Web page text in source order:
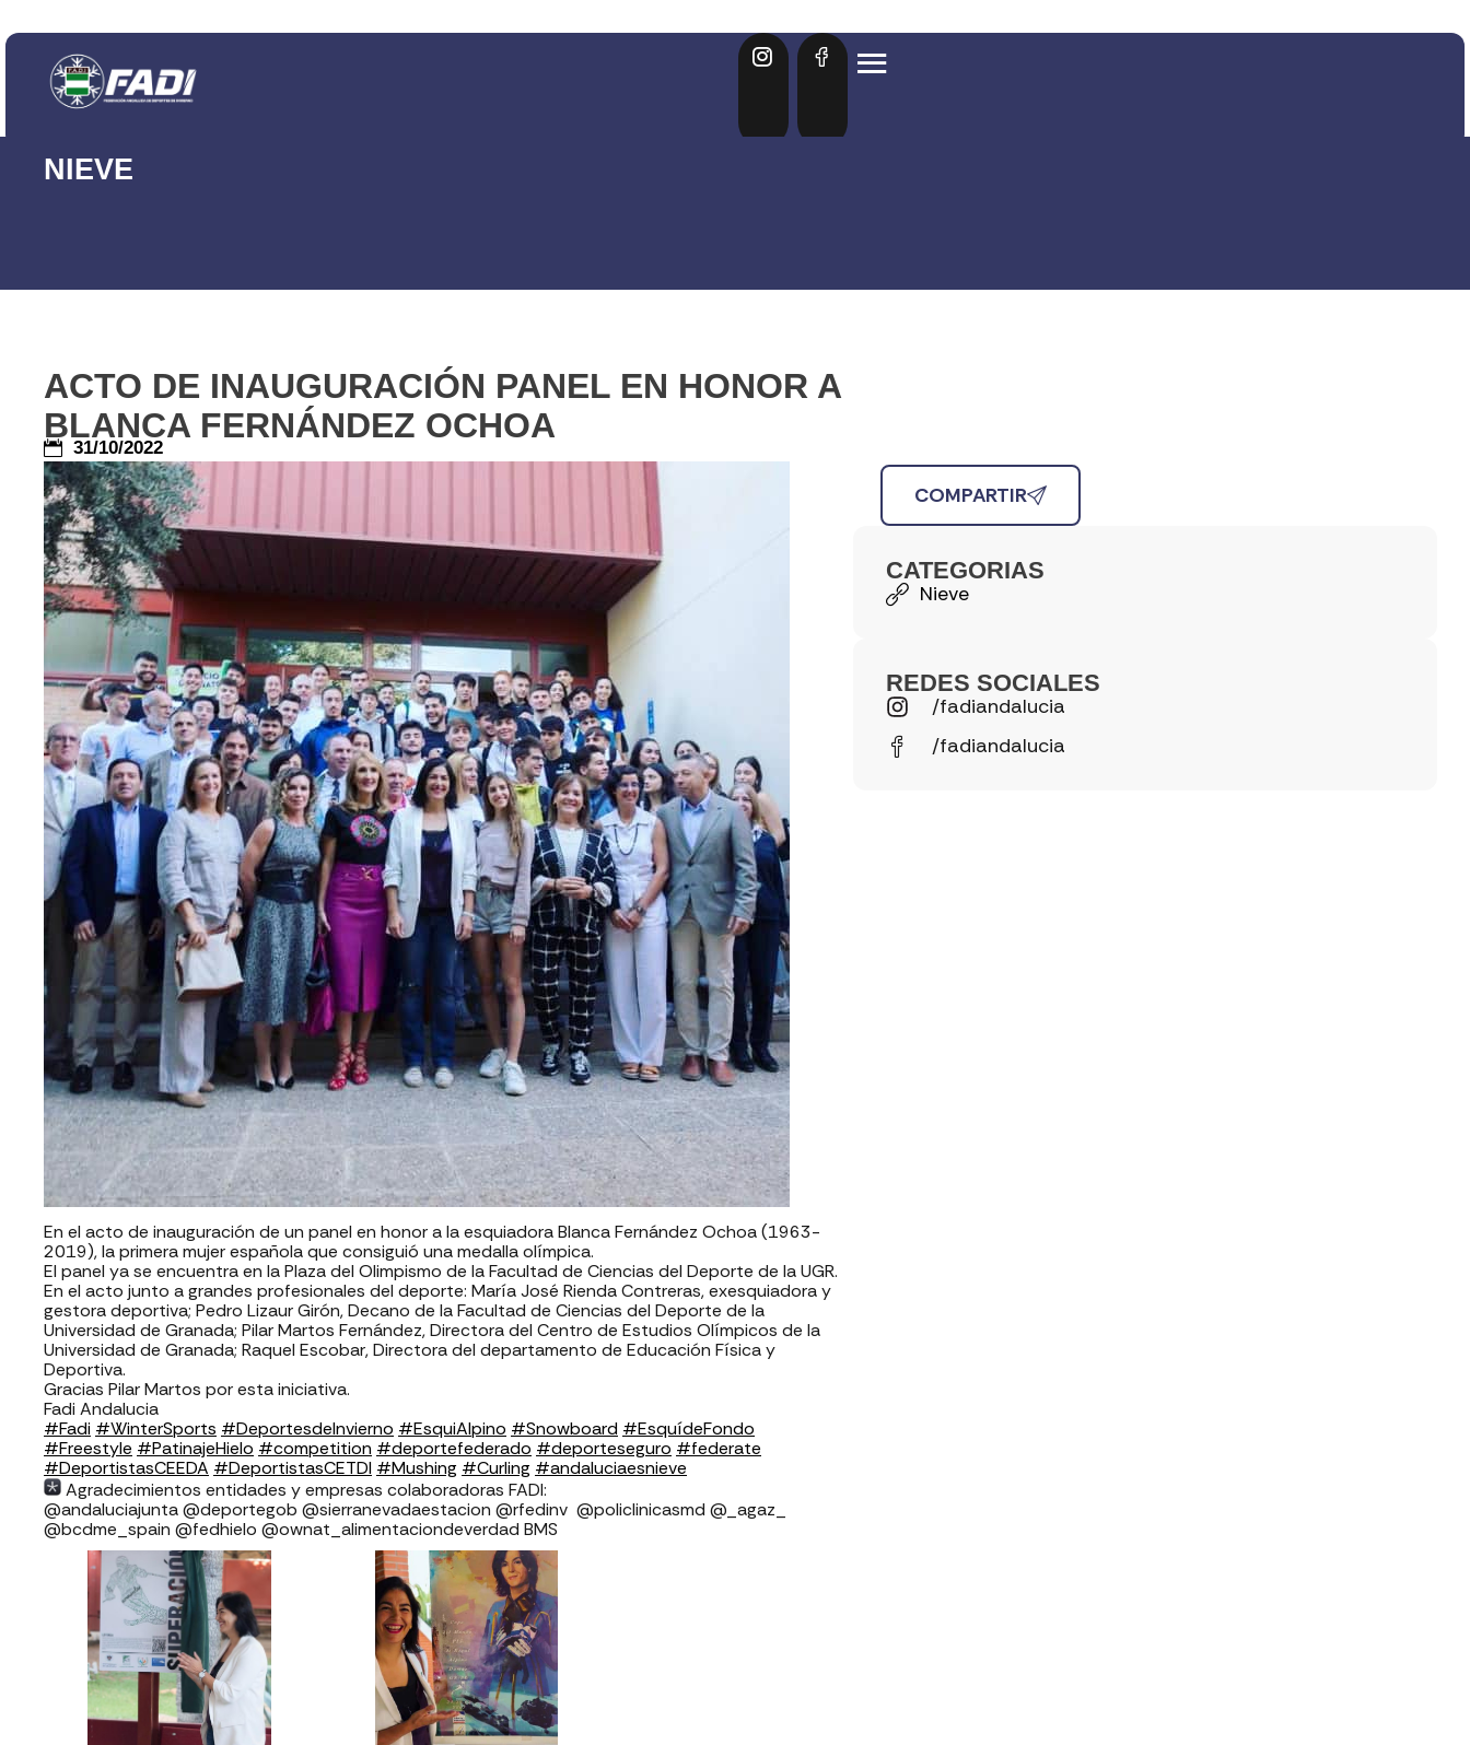
NIEVE
ACTO DE INAUGURACIÓN PANEL EN HONOR A
BLANCA FERNÁNDEZ OCHOA
31/10/2022
En el acto de inauguración de un panel en honor a la esquiadora Blanca Fernández Ochoa (1963-
2019), la primera mujer española que consiguió una medalla olímpica.
El panel ya se encuentra en la Plaza del Olimpismo de la Facultad de Ciencias del Deporte de la UGR.
En el acto junto a grandes profesionales del deporte: María José Rienda Contreras, exesquiadora y
gestora deportiva; Pedro Lizaur Girón, Decano de la Facultad de Ciencias del Deporte de la
Universidad de Granada; Pilar Martos Fernández, Directora del Centro de Estudios Olímpicos de la
Universidad de Granada; Raquel Escobar, Directora del departamento de Educación Física y
Deportiva.
Gracias Pilar Martos por esta iniciativa.
Fadi Andalucia
#Fadi #WinterSports #DeportesdeInvierno #EsquiAlpino #Snowboard #EsquídeFondo
#Freestyle #PatinajeHielo #competition #deportefederado #deporteseguro #federate
#DeportistasCEEDA #DeportistasCETDI #Mushing #Curling #andaluciaesnieve
Agradecimientos entidades y empresas colaboradoras FADI: ⁣⁣⁣⁣⁣⁣⁣⁣⁣⁣⁣⁣⁣⁣⁣⁣⁣⁣
⁣⁣⁣⁣@andaluciajunta @deportegob ⁣⁣⁣@sierranevadaestacion @rfedinv ⁣⁣⁣⁣⁣⁣⁣⁣⁣⁣⁣⁣⁣⁣⁣⁣⁣ @policlinicasmd @_agaz_
@bcdme_spain @fedhielo @ownat_alimentaciondeverdad BMS
COMPARTIR
CATEGORIAS
Nieve
REDES SOCIALES
/fadiandalucia
/fadiandalucia